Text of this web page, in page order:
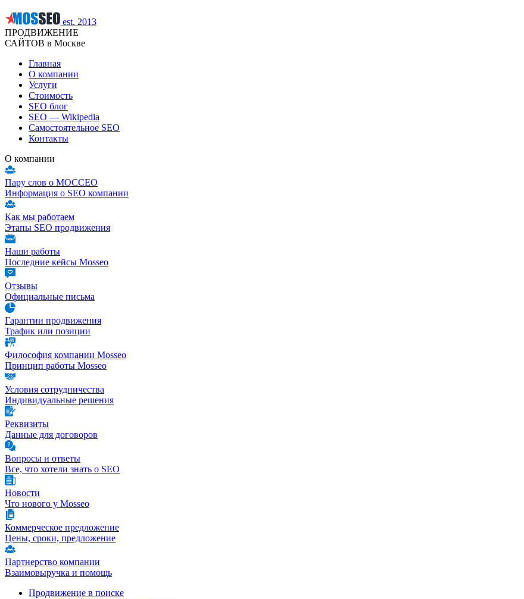
est. 2013
ПРОДВИЖЕНИЕ
САЙТОВ в Москве
Главная
О компании
Услуги
Стоимость
SEO блог
SEO — Wikipedia
Самостоятельное SEO
Контакты
О компании
Пару слов о МОССЕО
Информация о SEO компании
Как мы работаем
Этапы SEO продвижения
Наши работы
Последние кейсы Mosseo
Отзывы
Официальные письма
Гарантии продвижения
Трафик или позиции
Философия компании Mosseo
Принцип работы Mosseo
Условия сотрудничества
Индивидуальные решения
Реквизиты
Данные для договоров
Вопросы и ответы
Все, что хотели знать о SEO
Новости
Что нового у Mosseo
Коммерческое предложение
Цены, сроки, предложение
Партнерство компании
Взаимовыручка и помощь
Продвижение в поиске